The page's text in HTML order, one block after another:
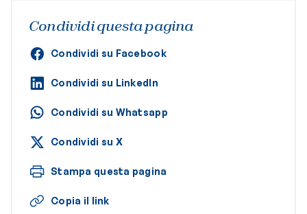
Condividi questa pagina
Condividi su Facebook
Condividi su LinkedIn
Condividi su Whatsapp
Condividi su X
Stampa questa pagina
Copia il link